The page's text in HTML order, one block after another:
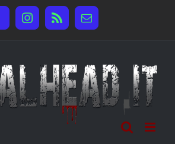
Instagram
Rss Email